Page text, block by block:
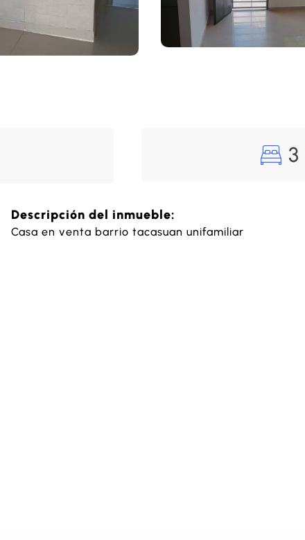
3
Descripción del inmueble:
Casa en venta barrio tacasuan unifamiliar